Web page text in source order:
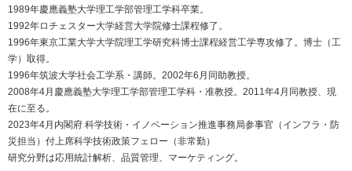
1989年慶應義塾大学理工学部管理工学科卒業。
1992年ロチェスター大学経営大学院修士課程修了。
1996年東京工業大学大学院理工学研究科博士課程経営工学専攻修了。博士（工
学）取得。
1996年筑波大学社会工学系・講師。2002年6月同助教授。
2008年4月慶應義塾大学理工学部管理工学科・准教授。2011年4月同教授、現
在に至る。
2023年4月内閣府 科学技術・イノベーション推進事務局参事官（インフラ・防
災担当）付上席科学技術政策フェロー（非常勤）
研究分野は応用統計解析、品質管理、マーケティング。